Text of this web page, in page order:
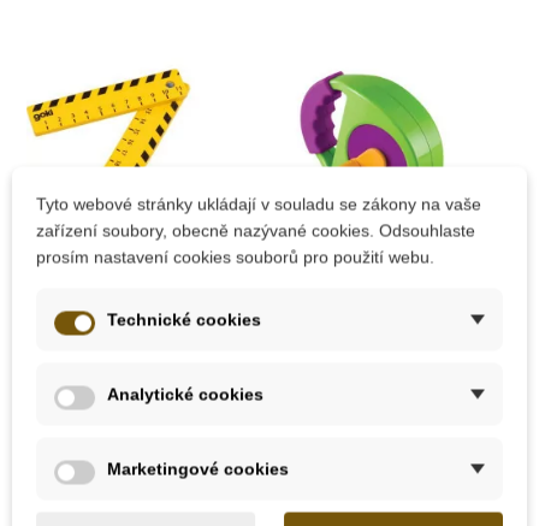
Goki Skládací metr
Přidat do košíku
Tyto webové stránky ukládají v souladu se zákony na vaše
zařízení soubory, obecně nazývané cookies. Odsouhlaste
prosím nastavení cookies souborů pro použití webu.
Technické cookies
Analytické cookies
Marketingové cookies